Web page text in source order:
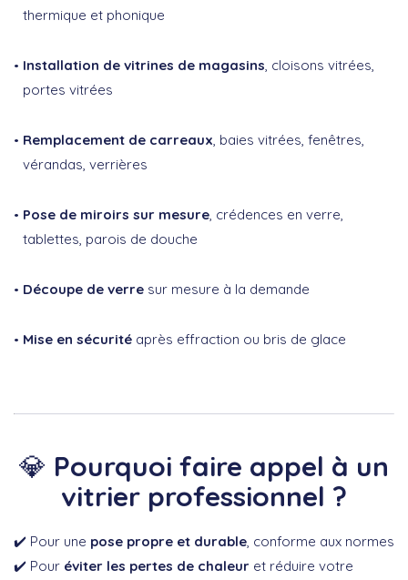
thermique et phonique
Installation de vitrines de magasins , cloisons vitrées,
portes vitrées
Remplacement de carreaux , baies vitrées, fenêtres,
vérandas, verrières
Pose de miroirs sur mesure , crédences en verre,
tablettes, parois de douche
Découpe de verre sur mesure à la demande
Mise en sécurité après effraction ou bris de glace
💎 Pourquoi faire appel à un
vitrier professionnel ?
✔️ Pour une pose propre et durable , conforme aux normes
✔️ Pour éviter les pertes de chaleur et réduire votre